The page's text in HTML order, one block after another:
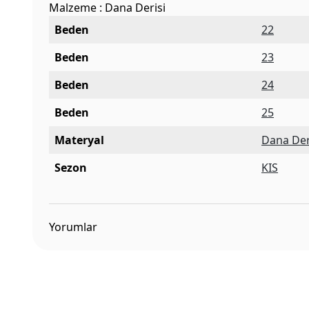
Malzeme : Dana Derisi
Beden
22
Beden
23
Beden
24
Beden
25
Materyal
Dana
Sezon
KIS
Yorumlar